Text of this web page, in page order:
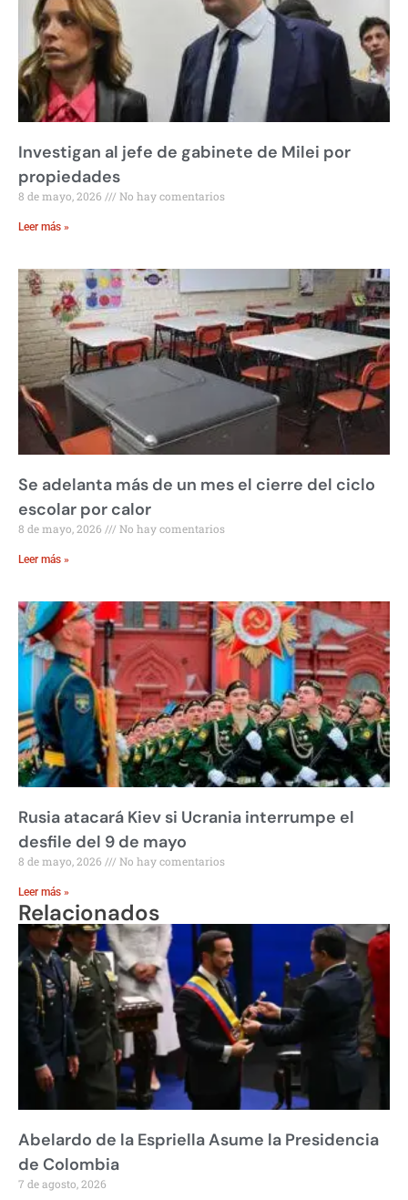
Investigan al jefe de gabinete de Milei por
propiedades
8 de mayo, 2026 No hay comentarios
Leer más »
Se adelanta más de un mes el cierre del ciclo
escolar por calor
8 de mayo, 2026 No hay comentarios
Leer más »
Rusia atacará Kiev si Ucrania interrumpe el
desfile del 9 de mayo
8 de mayo, 2026 No hay comentarios
Leer más »
Relacionados
Abelardo de la Espriella Asume la Presidencia
de Colombia
7 de agosto, 2026